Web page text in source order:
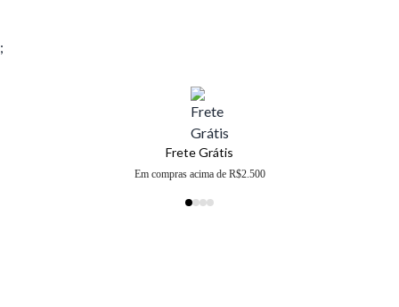
;
Frete Grátis
Em compras acima de R$2.500